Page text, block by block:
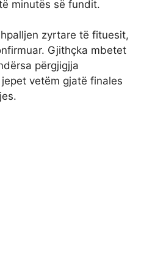
minutës së fundit.
zyrtare të fituesit,
Gjithçka mbetet
përgjigjja
vetëm gjatë finales